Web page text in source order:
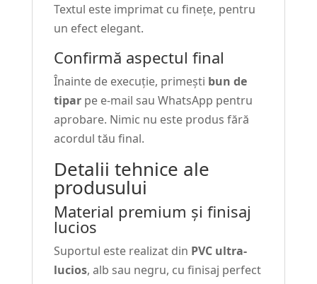
Textul este imprimat cu finețe, pentru
un efect elegant.
Confirmă aspectul final
Înainte de execuție, primești bun de
tiparpe e-mail sau WhatsApp pentru
aprobare. Nimic nu este produs fără
acordul tău final.
Detalii tehnice ale
produsului
Material premium și finisaj
lucios
Suportul este realizat din PVC ultra-
lucios, alb sau negru, cu finisaj perfect